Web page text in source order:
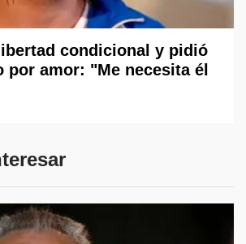
condicional y pidió
por amor: "Me necesita él